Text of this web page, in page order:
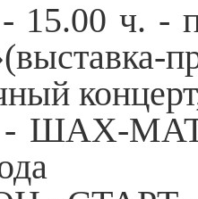
15.00 ч. -
- ШАХ-